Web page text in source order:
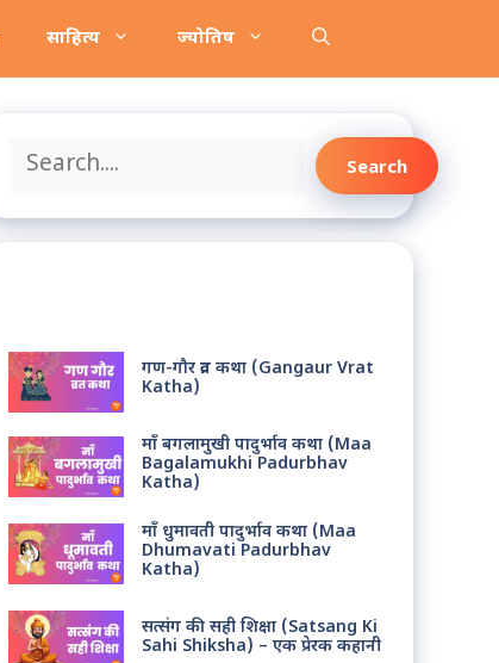
साहित्य ज्योतिष
Search Search
गण-गौर व्रत कथा (Gangaur Vrat
Katha)
माँ बगलामुखी पादुर्भाव कथा (Maa
Bagalamukhi Padurbhav
Katha)
माँ धुमावती पादुर्भाव कथा (Maa
Dhumavati Padurbhav
Katha)
सत्संग की सही शिक्षा (Satsang Ki
Sahi Shiksha) – एक प्रेरक कहानी